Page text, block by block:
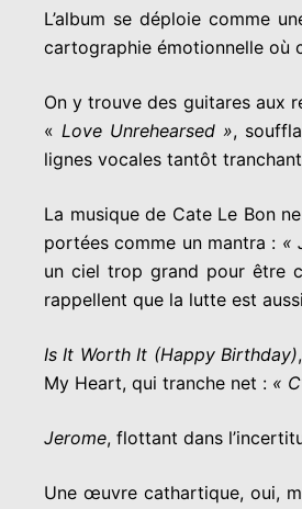
L’album se déploie comme
cartographie émotionnelle où
On y trouve des guitares aux
« Love Unrehearsed »,
lignes vocales tantôt
La musique de Cate Le Bon
portées comme un mantra : «
un ciel trop grand pour être
rappellent que la lutte est
Is It Worth It (Happy Birthday)
My Heart, qui tranche net : «
Jerome, flottant dans
Une œuvre cathartique, oui,